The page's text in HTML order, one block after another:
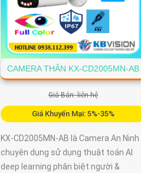
CAMERA THÂN KX-CD2005MN-AB
Giá Bán: liên hệ
Giá Khuyến Mại: 5%-35%
KX-CD2005MN-AB là Camera An Ninh
chuyên dụng sử dụng thuật toán AI
deep learning phân biệt người &